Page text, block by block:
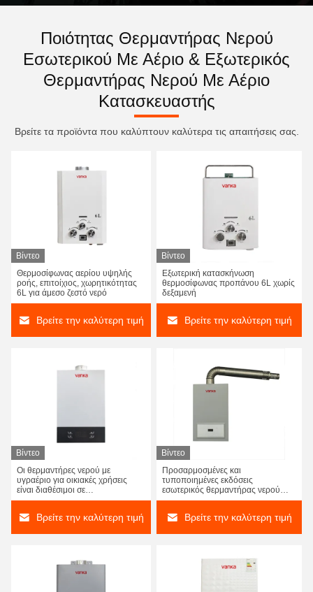
Ποιότητας Θερμαντήρας Νερού
Εσωτερικού Με Αέριο & Εξωτερικός
Θερμαντήρας Νερού Με Αέριο
Κατασκευαστής
Βρείτε τα προϊόντα που καλύπτουν καλύτερα τις απαιτήσεις σας.
Βίντεο
Θερμοσίφωνας αερίου υψηλής
ροής, επιτοίχιος, χωρητικότητας
6L για άμεσο ζεστό νερό
Βρείτε την καλύτερη τιμή
Βίντεο
Εξωτερική κατασκήνωση
θερμοσίφωνας προπάνου 6L χωρίς
δεξαμενή
Βρείτε την καλύτερη τιμή
Βίντεο
Οι θερμαντήρες νερού με
υγραέριο για οικιακές χρήσεις
είναι διαθέσιμοι σε
προσαρμοσμένες ή
Βρείτε την καλύτερη τιμή
Βίντεο
Προσαρμοσμένες και
τυποποιημένες εκδόσεις
εσωτερικός θερμαντήρας νερού
αερίου για κάθε περιβάλλον
Βρείτε την καλύτερη τιμή